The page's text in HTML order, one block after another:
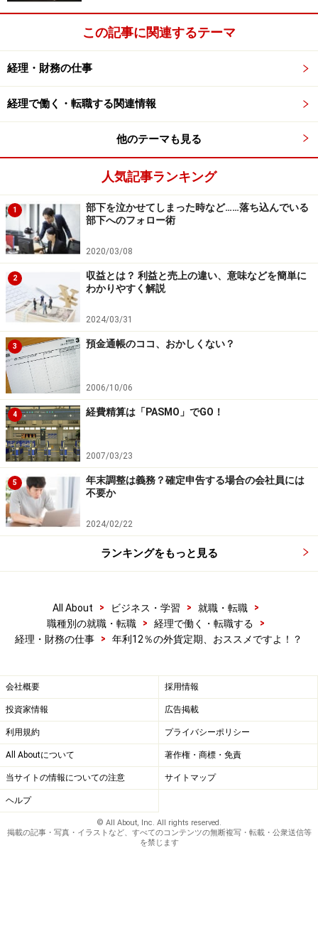
さてさて、こんな話があると「忙しいし正直、めんどく
さいなー」とお思いの方がいらっしゃるかもしれませ
チャンス！ここで理論的に考え、社長に進言できるよう
たいのならば、実体験に勝るものはないのです。
と、いうわけで早速検討してみましょう。
まずは、利息の計算から。年利12％であるのならば、仮
に100万円預金したとすれば、100万×12％×……
センスのある人は、ココで「オヨヨ？」と思うはず。間
違っても、答えは12万円と思ってはいけません。ほら、
あれです、何か忘れていませんか？
ここでピンと来るかどうかが、「センス」なのですが……
※記事内容は執筆時点のものです。最新の内容をご確認くださ
い。
この記事に関連するテーマ
経理・財務の仕事
経理で働く・転職する関連情報
他のテーマも見る
人気記事ランキング
1
部下を泣かせてしまった時など……落ち込んでいる
部下へのフォロー術
2020/03/08
2
収益とは？ 利益と売上の違い、意味などを簡単に
わかりやすく解説
2024/03/31
3 預金通帳のココ、おかしくない？
2006/10/06
4 経費精算は「PASMO」でGO！
2007/03/23
5
年末調整は義務？確定申告する場合の会社員には
不要か
2024/02/22
ランキングをもっと見る
All About > ビジネス・学習 > 就職・転職
>
職種別の就職・転職
> 経理で働く・転職する
>
経理・財務の仕事
> 年利12％の外貨定期、おススメですよ！？
会社概要 採用情報
投資家情報 広告掲載
利用規約 プライバシーポリシー
All Aboutについて 著作権・商標・免責
当サイトの情報についての注意 サイトマップ
ヘルプ
© All About, Inc. All rights reserved.
掲載の記事・写真・イラストなど、すべてのコンテンツの無断複写・転載・公衆送信等
を禁じます